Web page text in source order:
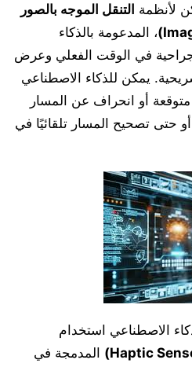
لأنظمة التنقل الموجه بالصور
، المدعومة بالذكاء
في الوقت الفعلي وعرض
يمكن للذكاء الاصطناعي
أو انحراف عن المسار
حتى تصحيح المسار تلقائيًا في
الاصطناعي استخدام
المدمجة في